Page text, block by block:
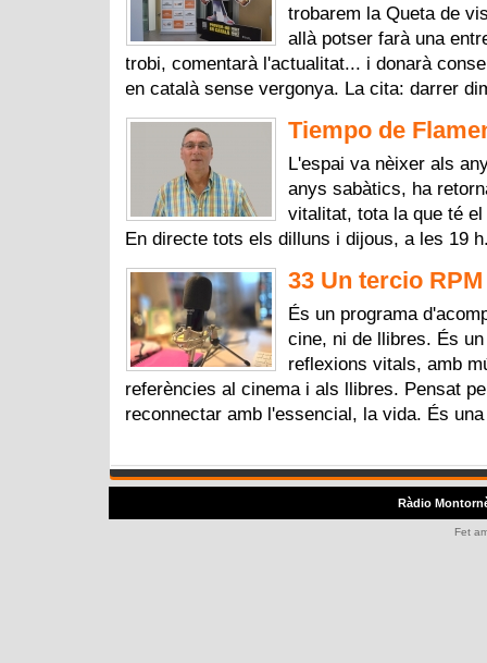
trobarem la Queta de
allà potser farà una
trobi, comentarà l'actualitat... i donarà
en català sense vergonya. La cita: darrer
Tiempo de
L'espai va nèixer als
anys sabàtics, ha
vitalitat, tota la que té
En directe tots els dilluns i dijous, a les 19
33 Un tercio RPM
És un programa
cine, ni de llibres. És
reflexions vitals, amb
referències al cinema i als llibres. Pensat
reconnectar amb l'essencial, la vida. És
Ràdio
Fet